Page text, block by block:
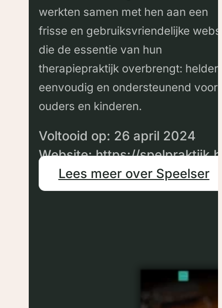
werkten samen met hen aan een
frisse en gebruiksvriendelijke
die de essentie van hun
therapiepraktijk overbrengt: helder,
eenvoudig en ondersteunend voor
ouders en kinderen.
Voltooid op: 26 april 2024
Website: https://
Lees meer over Speelser